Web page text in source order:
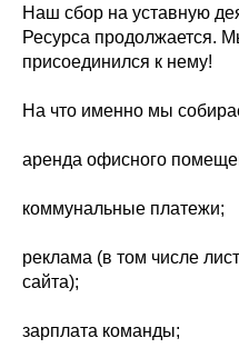
Наш сбор на уставную
Ресурса продолжается.
присоединился к нему!
На что именно мы
аренда офисного
коммунальные платежи;
реклама (в том числе
сайта);
зарплата команды;